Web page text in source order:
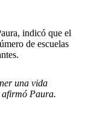
indicó que el
de escuelas
una vida
afirmó Paura.